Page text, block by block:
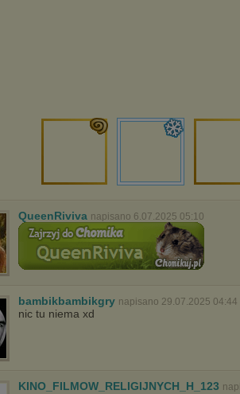
QueenRiviva napisano 6.07.2025 05:10
bambikbambikgry napisano 29.07.2025 04:44
nic tu niema xd
KINO_FILMOW_RELIGIJNYCH_H_123